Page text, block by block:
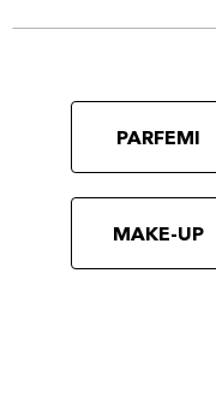
PARFEMI
MAKE-UP